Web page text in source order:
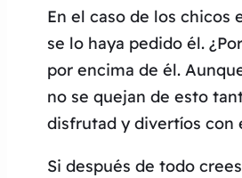
En el caso de los chicos
se lo haya pedido él.
por encima de él.
no se quejan de esto
disfrutad y divertíos con
Si después de todo